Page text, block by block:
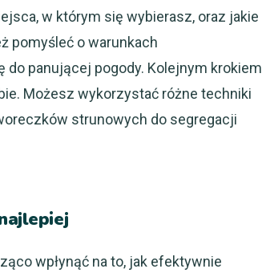
w którym się wybierasz, oraz jakie
pomyśleć o warunkach
panującej pogody. Kolejnym krokiem
Możesz wykorzystać różne techniki
strunowych do segregacji
wpłynąć na to, jak efektywnie